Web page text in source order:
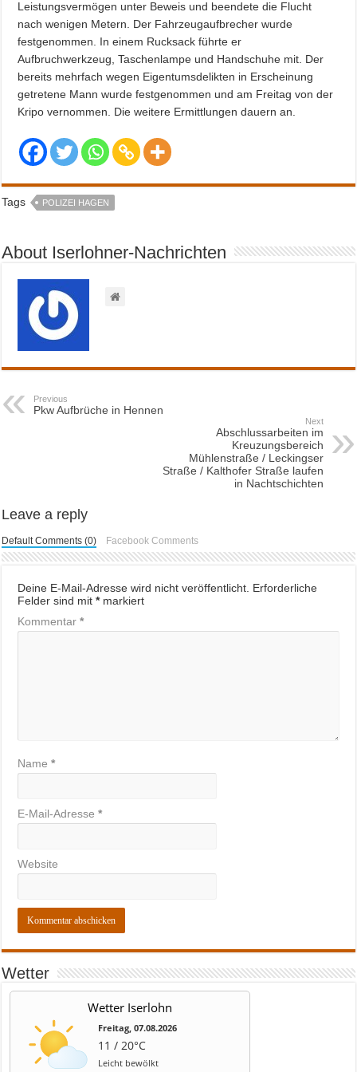
Leistungsvermögen unter Beweis und beendete die Flucht
nach wenigen Metern. Der Fahrzeugaufbrecher wurde
festgenommen. In einem Rucksack führte er
Aufbruchwerkzeug, Taschenlampe und Handschuhe mit. Der
bereits mehrfach wegen Eigentumsdelikten in Erscheinung
getretene Mann wurde festgenommen und am Freitag von der
Kripo vernommen. Die weitere Ermittlungen dauern an.
Tags POLIZEI HAGEN
About Iserlohner-Nachrichten
Previous
Pkw Aufbrüche in Hennen
Next
Abschlussarbeiten im
Kreuzungsbereich
Mühlenstraße / Leckingser
Straße / Kalthofer Straße laufen
in Nachtschichten
Leave a reply
Default Comments (0) Facebook Comments
Deine E-Mail-Adresse wird nicht veröffentlicht. Erforderliche
Felder sind mit*markiert
Kommentar*
Name*
E-Mail-Adresse*
Website
Wetter
Wetter Iserlohn
Freitag, 07.08.2026
11 / 20°C
Leicht bewölkt